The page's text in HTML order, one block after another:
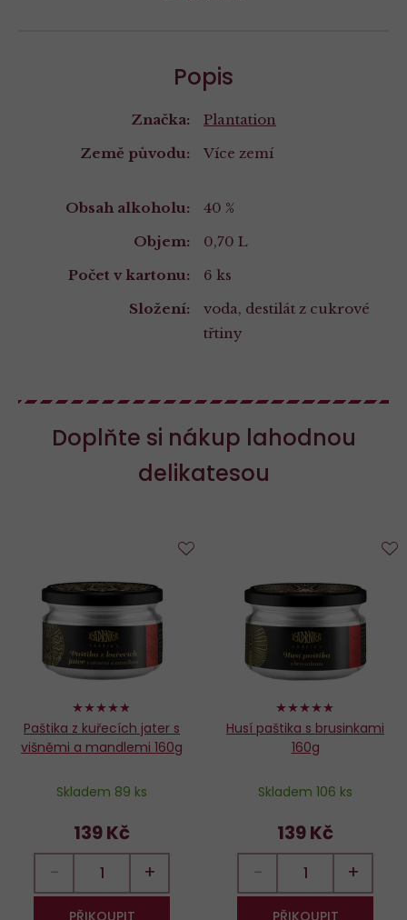
Popis
Značka:
Plantation
Země původu:
Více zemí
Vlastnosti
Obsah alkoholu:
40 %
Objem:
0,70 L
Počet v kartonu:
6 ks
Složení:
voda, destilát z cukrové
třtiny
Doplňte si nákup lahodnou
delikatesou
96%
Paštika z kuřecích jater s
višněmi a mandlemi 160g
Skladem 89 ks
139 Kč
− +
PŘIKOUPIT
oblíbených
98%
Husí paštika s brusinkami
160g
Skladem 106 ks
139 Kč
− +
PŘIKOUPIT